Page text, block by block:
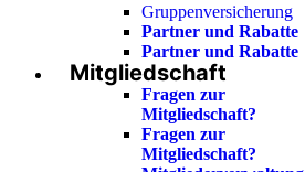
Gruppenversicherung
Partner und Rabatte
Partner und Rabatte
Mitgliedschaft
Fragen zur
Mitgliedschaft?
Fragen zur
Mitgliedschaft?